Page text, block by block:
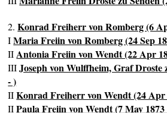
2.Konrad Freiherr von Romberg (6
IMaria Freiin von Romberg (24 Sep
IIAntonia Freiin von Wendt (22 Apr
IIIJoseph von Wulffheim, Graf Droste
- )
IIKonrad Freiherr von Wendt (24 Apr
IIPaula Freiin von Wendt (7 May 1873